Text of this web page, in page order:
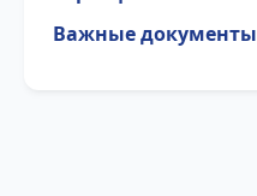
Важные документы